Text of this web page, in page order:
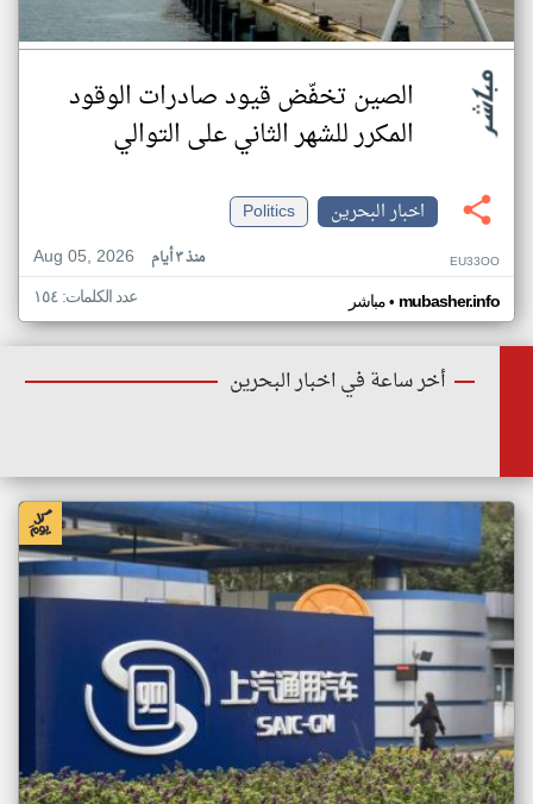
الصين تخفّض قيود صادرات الوقود
المكرر للشهر الثاني على التوالي
اخبار البحرين
Politics
Aug 05, 2026
منذ ٣ أيام EU33OO
مباشر• mubasher.info عدد الكلمات: ١٥٤
أخر ساعة في اخبار البحرين